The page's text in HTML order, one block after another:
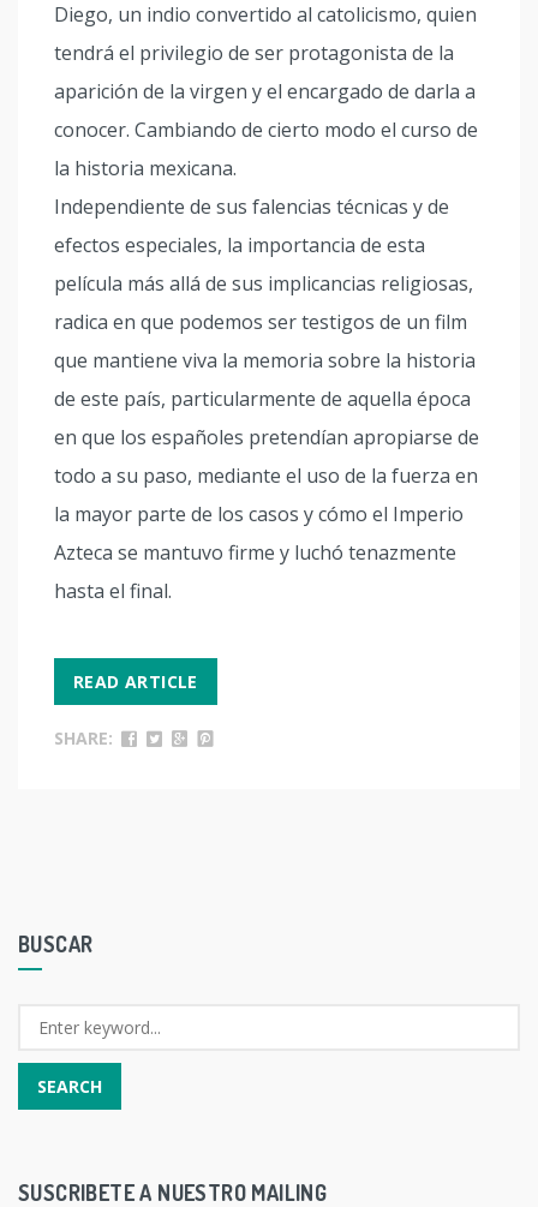
Diego, un indio convertido al catolicismo, quien
tendrá el privilegio de ser protagonista de la
aparición de la virgen y el encargado de darla a
conocer. Cambiando de cierto modo el curso de
la historia mexicana.
Independiente de sus falencias técnicas y de
efectos especiales, la importancia de esta
película más allá de sus implicancias religiosas,
radica en que podemos ser testigos de un film
que mantiene viva la memoria sobre la historia
de este país, particularmente de aquella época
en que los españoles pretendían apropiarse de
todo a su paso, mediante el uso de la fuerza en
la mayor parte de los casos y cómo el Imperio
Azteca se mantuvo firme y luchó tenazmente
hasta el final.
READ ARTICLE
SHARE:
BUSCAR
SUSCRIBETE A NUESTRO MAILING